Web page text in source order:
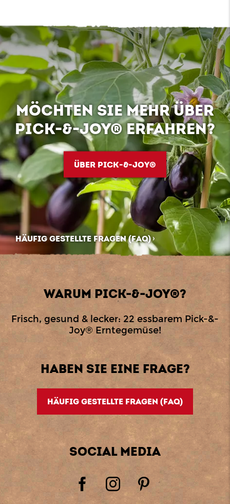
MÖCHTEN SIE MEHR ÜBER
PICK-&-JOY® ERFAHREN?
ÜBER PICK-&-JOY®
HÄUFIG GESTELLTE FRAGEN (FAQ)
WARUM PICK-&-JOY®?
Frisch, gesund & lecker: 22 essbarem Pick-&-
Joy® Erntegemüse!
HABEN SIE EINE FRAGE?
HÄUFIG GESTELLTE FRAGEN (FAQ)
SOCIAL MEDIA